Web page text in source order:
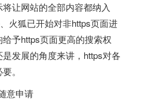
让网站的全部内容都纳入
火狐已开始对非https页面进
予https页面更高的搜索权
发展的角度来讲，https对各
。
意申请